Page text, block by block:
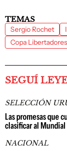
TEMAS
Sergio Rochet
Copa Libertadores
SEGUÍ
SELECCIÓN
Las promesas que
clasificar al
NACIONAL